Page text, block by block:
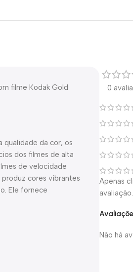
filme Kodak Gold
qualidade da cor, os
dos filmes de alta
de velocidade
cores vibrantes
Ele fornece
0
Não há
Apenas
avaliação.